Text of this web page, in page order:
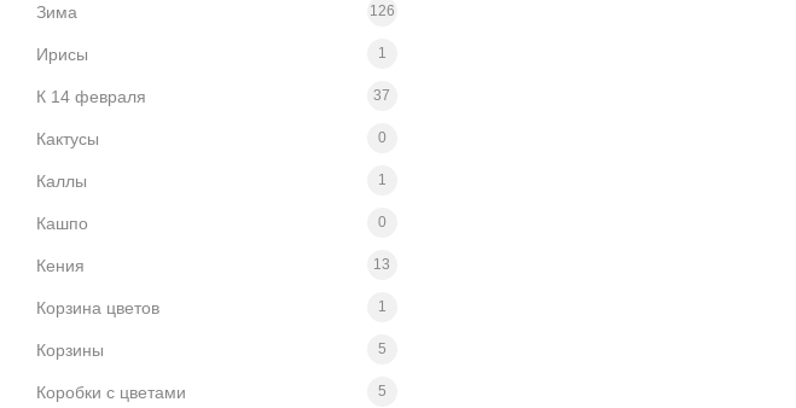
Зима 126
Ирисы 1
К 14 февраля 37
Кактусы 0
Каллы 1
Кашпо 0
Кения 13
Корзина цветов 1
Корзины 5
Коробки с цветами 5